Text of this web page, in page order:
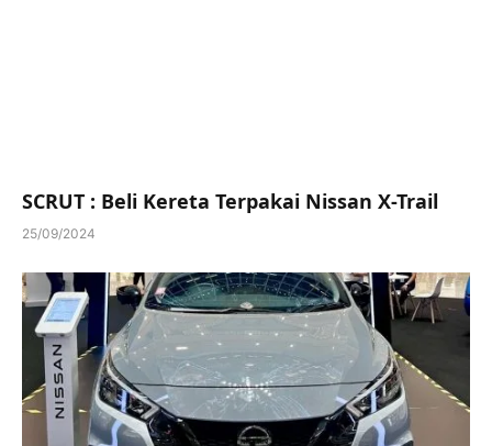
SCRUT : Beli Kereta Terpakai Nissan X-Trail
25/09/2024